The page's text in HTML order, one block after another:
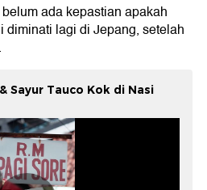
ada kepastian apakah
diminati lagi di Jepang, setelah
Sayur Tauco Kok di Nasi